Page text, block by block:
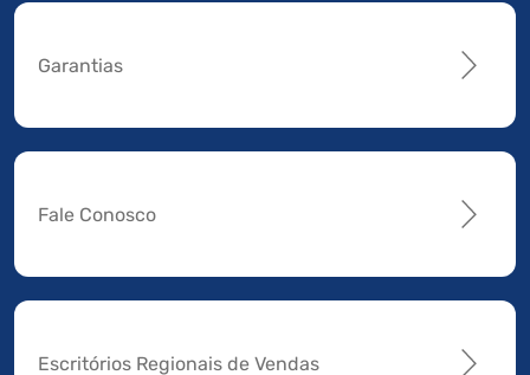
Garantias
Fale Conosco
Escritórios Regionais de Vendas